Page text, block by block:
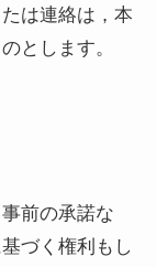
は連絡は，本
とします。
前の承諾な
づく権利もし